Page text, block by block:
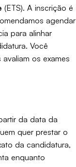
(ETS). A inscrição é
agendar
para alinhar
Você
os exames
da data da
quer prestar o
da candidatura,
enquanto